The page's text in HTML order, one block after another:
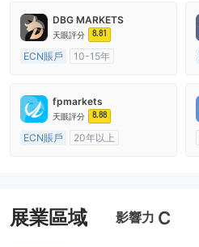
DBG MARKETS
天眼評分 8.81
ECN賬戶
10-15年
主標MT4
fpmarkets
天眼評分 8.88
ECN賬戶
20年以上
展業區域 影響力 C